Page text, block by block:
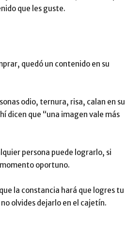
que les guste.
quedó un contenido en su
odio, ternura, risa, calan en su
dicen que “una imagen vale más
persona puede lograrlo, si
oportuno.
la constancia hará que logres tu
olvides dejarlo en el cajetín.